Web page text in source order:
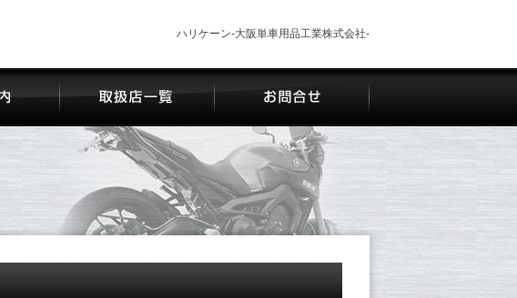
ハリケーン-大阪単車用品工業株式会社-